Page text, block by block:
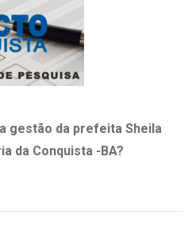
gestão da prefeita Sheila
da Conquista -BA?